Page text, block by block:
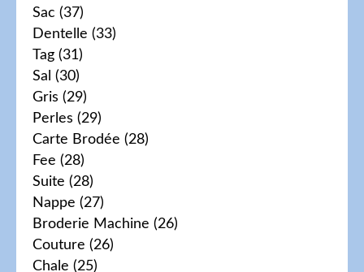
Sac (37)
Dentelle (33)
Tag (31)
Sal (30)
Gris (29)
Perles (29)
Carte Brodée (28)
Fee (28)
Suite (28)
Nappe (27)
Broderie Machine (26)
Couture (26)
Chale (25)